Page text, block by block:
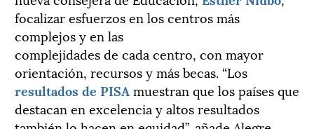
focalizar esfuerzos en los centros más
complejos y en las
complejidades de cada centro, con mayor
orientación, recursos y más becas. “Los
resultados de PISA muestran que los países que
destacan en excelencia y altos resultados